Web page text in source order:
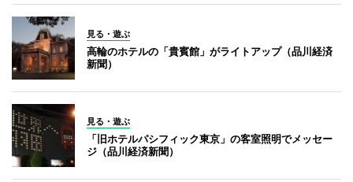
見る・遊ぶ
高輪のホテルの「貴賓館」がライトアップ（品川経済
新聞）
見る・遊ぶ
「旧ホテルパシフィック東京」の客室照明でメッセー
ジ（品川経済新聞）